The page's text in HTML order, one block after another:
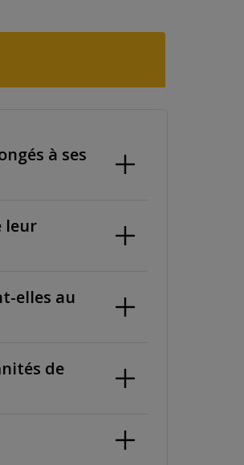
à ses
leur
elles au
de